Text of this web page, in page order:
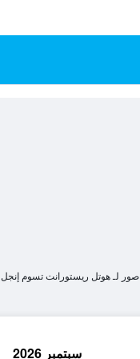
صور لـ هوتل ريستورانت تسوم إنجل
سبتمبر 2026